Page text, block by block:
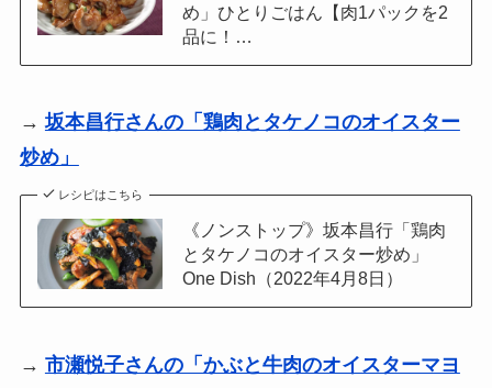
め」ひとりごはん【肉1パックを2
品に！…
→坂本昌行さんの「鶏肉とタケノコのオイスター
炒め」
レシピはこちら
《ノンストップ》坂本昌行「鶏肉
とタケノコのオイスター炒め」
One Dish（2022年4月8日）
→ 市瀬悦子さんの「かぶと牛肉のオイスターマヨ